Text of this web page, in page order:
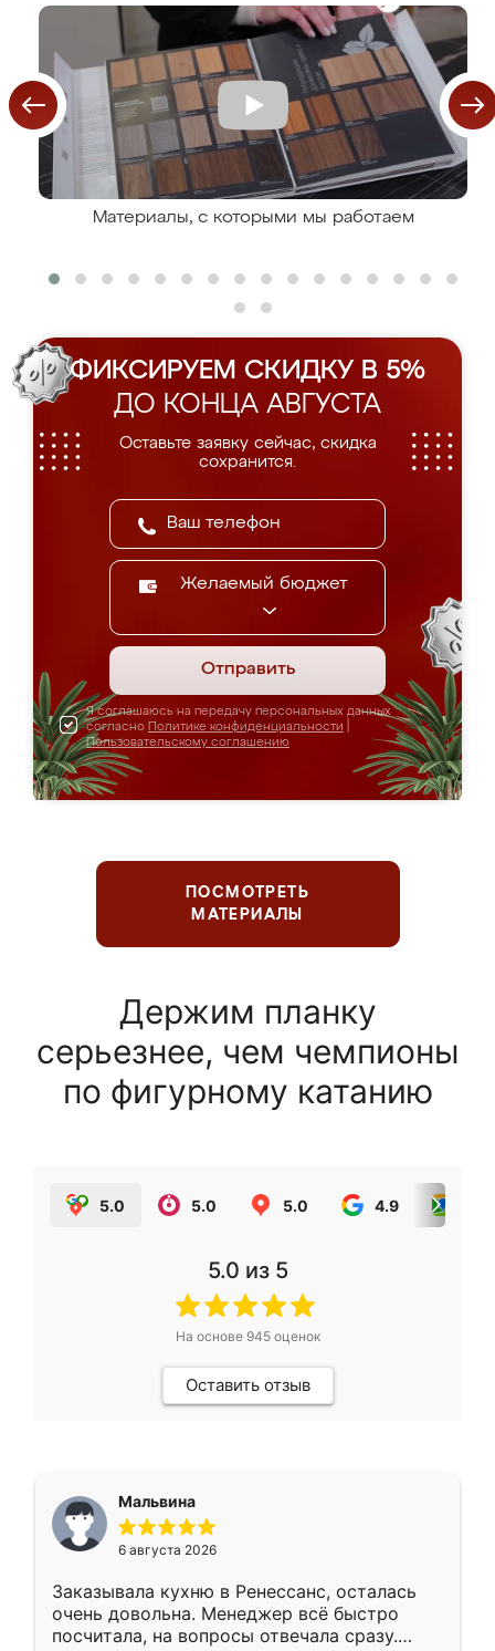
Материалы, с которыми мы работаем
ФИКСИРУЕМ СКИДКУ В 5%
ДО КОНЦА АВГУСТА
Оставьте заявку сейчас, скидка
сохранится.
Желаемый бюджет
Отправить
Я соглашаюсь на передачу персональных данных
согласно Политике конфиденциальности
Пользовательскому соглашению
ПОСМОТРЕТЬ
МАТЕРИАЛЫ
Держим планку
серьезнее, чем чемпионы
по фигурному катанию
5.0 5.0 5.0 4.9
5.0 из 5
На основе 945оценок
Оставить отзыв
Мальвина
6 августа 2026
Заказывала кухню в Ренессанс, осталась
очень довольна. Менеджер всё быстро
посчитала, на вопросы отвечала сразу.